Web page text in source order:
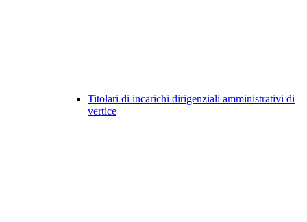
Titolari di incarichi dirigenziali amministrativi di
vertice